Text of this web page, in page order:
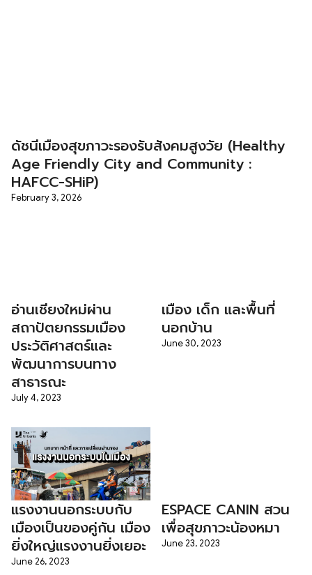
ดัชนีเมืองสุขภาวะรองรับสังคมสูงวัย (Healthy
Age Friendly City and Community :
HAFCC-SHiP)
February 3, 2026
อ่านเชียงใหม่ผ่าน
สถาปัตยกรรมเมือง
ประวัติศาสตร์และ
พัฒนาการบนทาง
สาธารณะ
July 4, 2023
เมือง เด็ก และพื้นที่
นอกบ้าน
June 30, 2023
แรงงานนอกระบบกับ
เมืองเป็นของคู่กัน เมือง
ยิ่งใหญ่แรงงานยิ่งเยอะ
June 26, 2023
ESPACE CANIN สวน
เพื่อสุขภาวะน้องหมา
June 23, 2023